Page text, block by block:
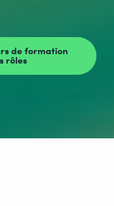
de formation
rôles